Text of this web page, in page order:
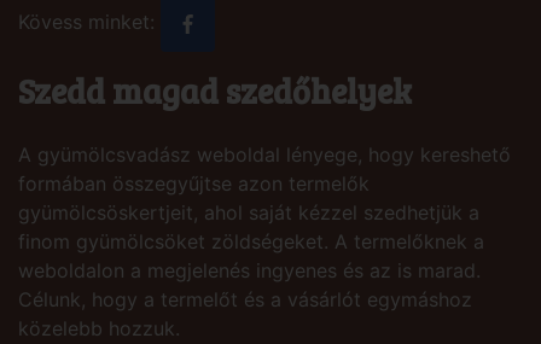
Kövess minket:
Szedd magad szedőhelyek
A gyümölcsvadász weboldal lényege, hogy kereshető
formában összegyűjtse azon termelők
gyümölcsöskertjeit, ahol saját kézzel szedhetjük a
finom gyümölcsöket zöldségeket. A termelőknek a
weboldalon a megjelenés ingyenes és az is marad.
Célunk, hogy a termelőt és a vásárlót egymáshoz
közelebb hozzuk.